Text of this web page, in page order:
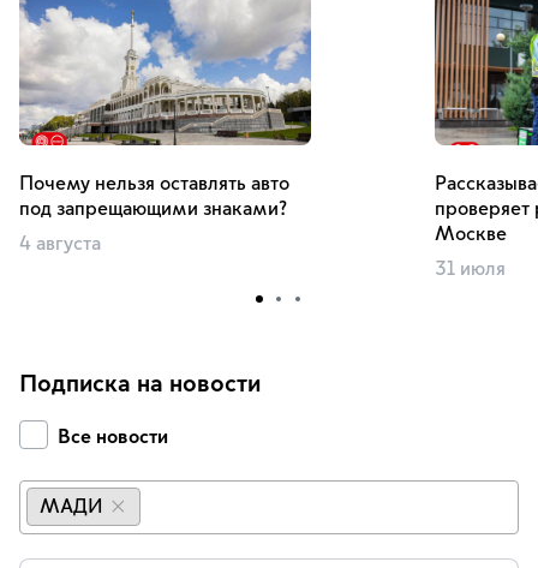
Почему нельзя оставлять авто
под запрещающими знаками?
4 августа
проверяет
Москве
31 июля
Подписка на новости
Все новости
МАДИ